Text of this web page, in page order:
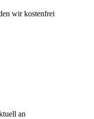
wir kostenfrei
an